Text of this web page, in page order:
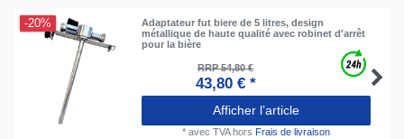
-20%
Adaptateur fut biere de 5 litres, design
métallique de haute qualité avec robinet d'arrêt
pour la bière
RRP 54,80 €
43,80 € *
Afficher l’article
* avec TVAhors Frais de livraison